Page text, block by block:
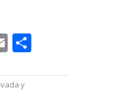
Email
y